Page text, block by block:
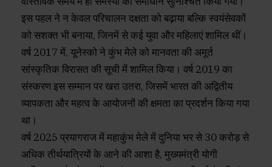
इस पहल ने न केवल परिचालन दक्षता को बढ़ाया बल्कि स्वयंसेवकों
को सशक्त भी बनाया, जिनमें से कई युवा और महिलाएं शामिल थीं।
वर्ष 2017 में, यूनेस्को ने कुंभ मेले को मानवता की अमूर्त
सांस्कृतिक विरासत की सूची में शामिल किया। वर्ष 2019 का
संस्करण इस सम्मान पर खरा उतरा, जिसमें भारत की अद्वितीय
व्‍यापकता और महत्व के आयोजनों की क्षमता का प्रदर्शन किया गया
था।
वर्ष 2025 प्रयागराज में महाकुंभ मेले में दुनिया भर से 30 करोड़ से
अधिक तीर्थयात्रियों के आने की आशा है, मुख्यमंत्री योगी